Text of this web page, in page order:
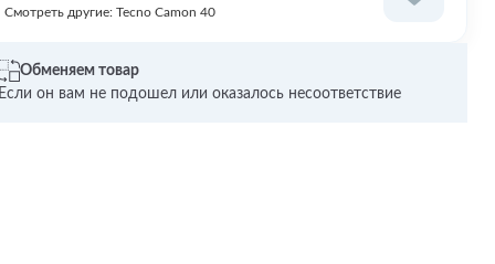
Смотреть другие: Tecno Camon 40
Обменяем товар
Если он вам не подошел или оказалось несоответствие